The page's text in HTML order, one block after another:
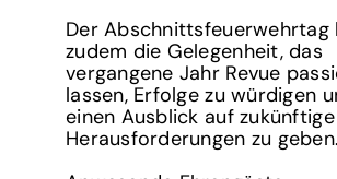
Der Abschnittsfeuerwehrtag
zudem die Gelegenheit, das
vergangene Jahr Revue
lassen, Erfolge zu würdigen
einen Ausblick auf zukünftige
Herausforderungen zu geben.